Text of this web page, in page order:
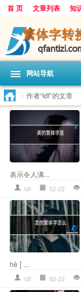
首 页 文章列表 知
网站导航
> 作者“ldf”的文章
表示令人满...
ldf 02-22
hè ] ...
ldf 02-22